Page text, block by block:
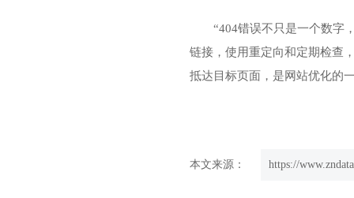
“404错误不只是一个数字
链接，使用重定向和定期检查
抵达目标页面，是网站优化的
本文来源： https://